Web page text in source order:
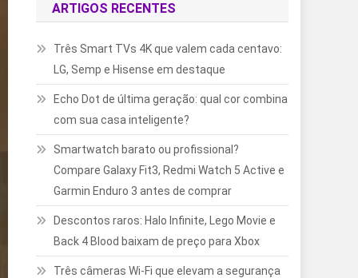
ARTIGOS RECENTES
Três Smart TVs 4K que valem cada centavo:
LG, Semp e Hisense em destaque
Echo Dot de última geração: qual cor combina
com sua casa inteligente?
Smartwatch barato ou profissional?
Compare Galaxy Fit3, Redmi Watch 5 Active e
Garmin Enduro 3 antes de comprar
Descontos raros: Halo Infinite, Lego Movie e
Back 4 Blood baixam de preço para Xbox
Três câmeras Wi-Fi que elevam a segurança